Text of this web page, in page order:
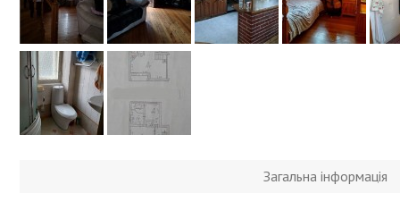
Загальна інформація